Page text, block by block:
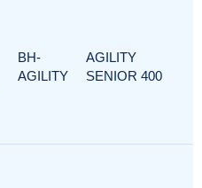
BH-
AGILITY
AGILITY
SENIOR 400